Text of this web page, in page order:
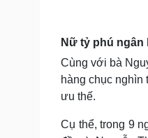
Nữ tỷ phú
Cùng với bà
hàng chục nghìn
ưu thế.
Cụ thể, trong 9